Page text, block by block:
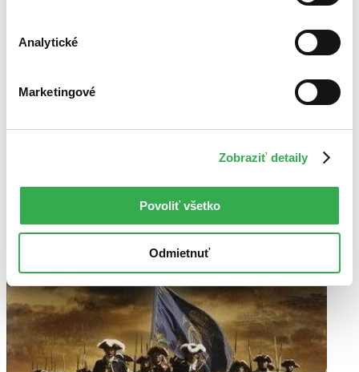
Analytické
Marketingové
Zobraziť detaily
Povoliť všetko
Odmietnuť